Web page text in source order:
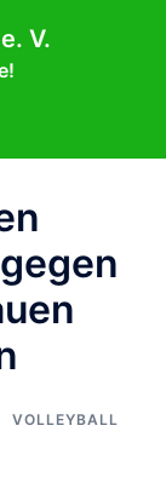
V.
VOLLEYBALL